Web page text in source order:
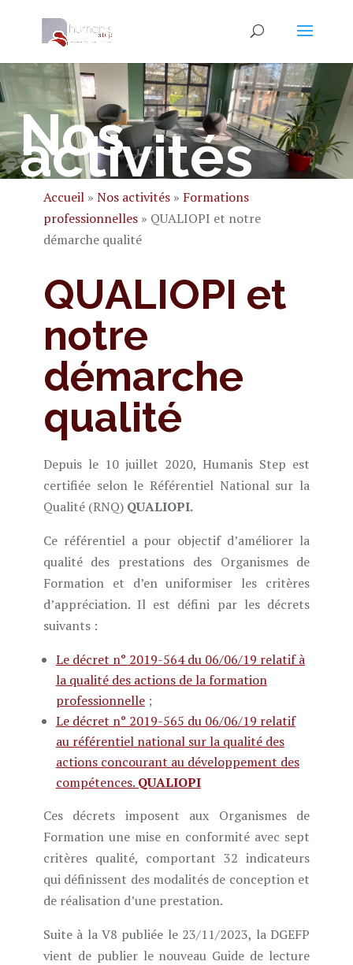
Nos
activités
Accueil» Nos activités» Formations
professionnelles» QUALIOPI et notre
démarche qualité
QUALIOPI et
notre
démarche
qualité
Depuis le 10 juillet 2020, Humanis Step est
certifiée selon le Référentiel National sur la
Qualité (RNQ) QUALIOPI.
Ce référentiel a pour objectif d’améliorer la
qualité des prestations des Organismes de
Formation et d’en uniformiser les critères
d’appréciation. Il est défini par les décrets
suivants :
Le décret n° 2019-564 du 06/06/19 relatif à
la qualité des actions de la formation
professionnelle;
Le décret n° 2019-565 du 06/06/19 relatif
au référentiel national sur la qualité des
actions concourant au développement des
compétences. QUALIOPI
Ces décrets imposent aux Organismes de
Formation une mise en conformité avec sept
critères qualité, comportant 32 indicateurs
qui définissent des modalités de conception et
de réalisation d’une prestation.
Suite à la V8 publiée le 23/11/2023, la DGEFP
vient de publier le nouveau Guide de lecture